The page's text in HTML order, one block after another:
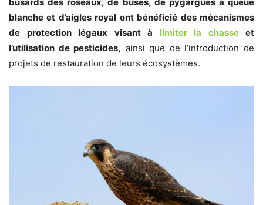
busards des roseaux, de buses, de pygargues à queue
blanche et d’aigles royal ont bénéficié des mécanismes
de protection légaux visant à limiter la chasseet
l’utilisation de pesticides, ainsi que de l’introduction de
projets de restauration de leurs écosystèmes.